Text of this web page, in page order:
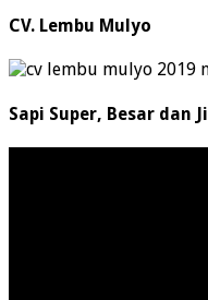
CV. Lembu Mulyo
Sapi Super, Besar dan